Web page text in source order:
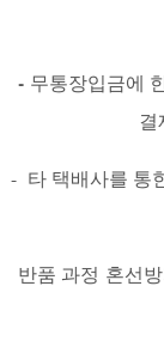
- 무통장입금에
결
- 타 택배사를 통
반품 과정 혼선